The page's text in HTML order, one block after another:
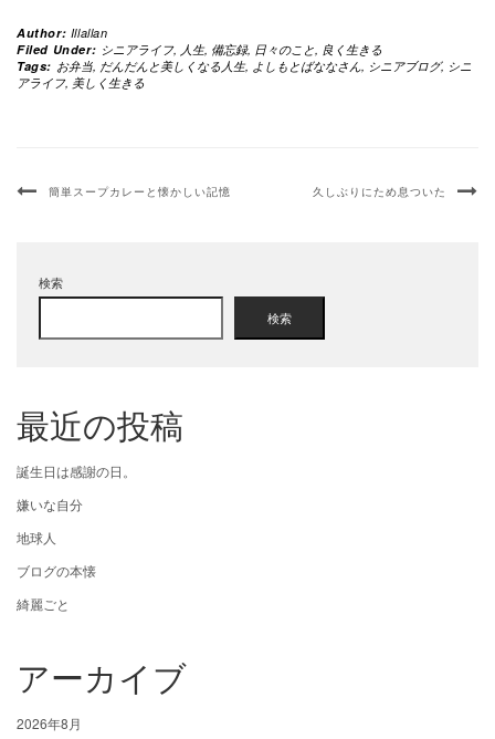
Author: Illallan
Filed Under: シニアライフ, 人生, 備忘録, 日々のこと, 良く生きる
Tags: お弁当, だんだんと美しくなる人生, よしもとばななさん, シニアブログ, シニ
アライフ, 美しく生きる
簡単スープカレーと懐かしい記憶 久しぶりにため息ついた
検索
検索
最近の投稿
誕生日は感謝の日。
嫌いな自分
地球人
ブログの本懐
綺麗ごと
アーカイブ
2026年8月